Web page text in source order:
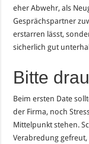
eher Abwehr, als
Gesprächspartner
erstarren lässt,
sicherlich gut
Bitte
Beim ersten Date
der Firma, noch
Mittelpunkt stehen.
Verabredung